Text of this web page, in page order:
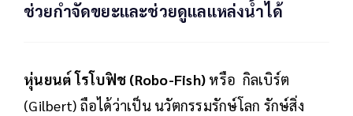
ช่วยกำจัดขยะและช่วยดูแลแหล่งน้ำได้
หุ่นยนต์ โรโบฟิช (Robo-Fish) หรือ กิลเบิร์ต
(Gilbert) ถือได้ว่าเป็น นวัตกรรมรักษ์โลก รักษ์สิ่ง